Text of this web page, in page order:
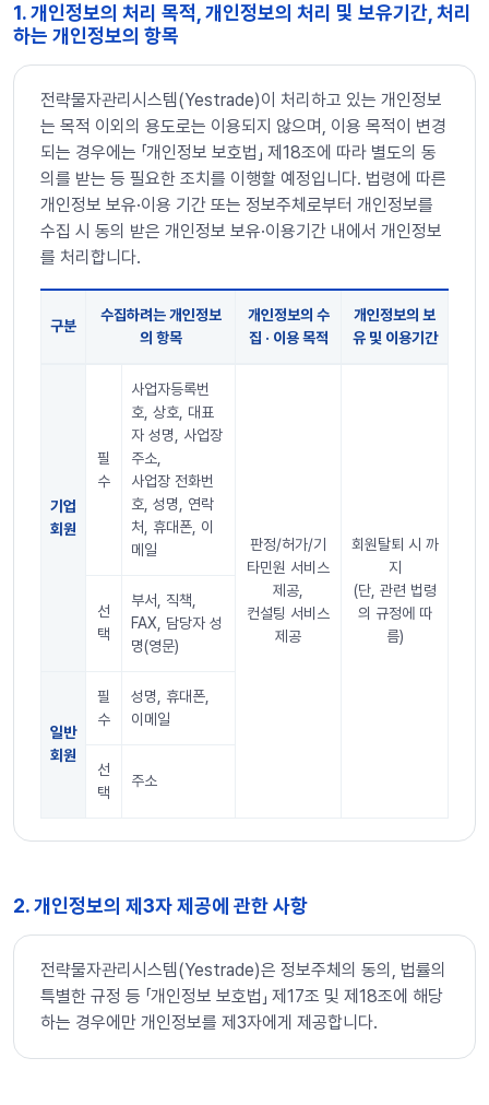
1. 개인정보의 처리 목적, 개인정보의 처리 및 보유기간, 처리
하는 개인정보의 항목
전략물자관리시스템(Yestrade)이 처리하고 있는 개인정보
는 목적 이외의 용도로는 이용되지 않으며, 이용 목적이 변경
되는 경우에는 「개인정보 보호법」 제18조에 따라 별도의 동
의를 받는 등 필요한 조치를 이행할 예정입니다. 법령에 따른
개인정보 보유·이용 기간 또는 정보주체로부터 개인정보를
수집 시 동의 받은 개인정보 보유·이용기간 내에서 개인정보
를 처리합니다.
구분
수집하려는 개인정보
의 항목
개인정보의 수
집 · 이용 목적
개인정보의 보
유 및 이용기간
기업
회원
필
수
사업자등록번
호, 상호, 대표
자 성명, 사업장
주소,
사업장 전화번
호, 성명, 연락
처, 휴대폰, 이
메일
판정/허가/기
타민원 서비스
제공,
컨설팅 서비스
제공
회원탈퇴 시 까
지
(단, 관련 법령
의 규정에 따
름)
선
택
부서, 직책,
FAX, 담당자 성
명(영문)
일반
회원
필
수
성명, 휴대폰,
이메일
선
택
주소
2. 개인정보의 제3자 제공에 관한 사항
전략물자관리시스템(Yestrade)은 정보주체의 동의, 법률의
특별한 규정 등 「개인정보 보호법」 제17조 및 제18조에 해당
하는 경우에만 개인정보를 제3자에게 제공합니다.